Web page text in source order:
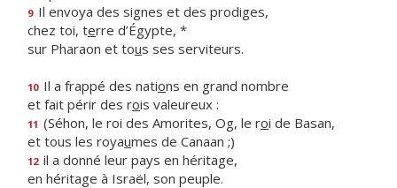
9 Il envoya des signes et des prodiges,
chez toi, terre d’Égypte, *
sur Pharaon et tous ses serviteurs.
10 Il a frappé des nations en grand nombre
et fait périr des rois valeureux :
11 (Séhon, le roi des Amorites, Og, le roi de Basan,
et tous les royaumes de Canaan ;)
12 il a donné leur pays en héritage,
en héritage à Israël, son peuple.